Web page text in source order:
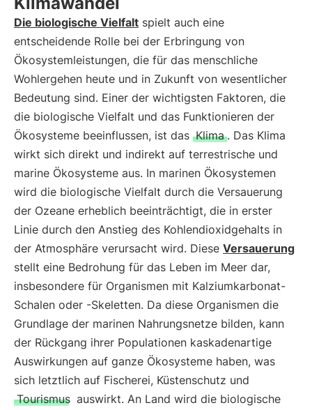
Die biologische Vielfalt spielt auch eine
entscheidende Rolle bei der Erbringung von
Ökosystemleistungen, die für das menschliche
Wohlergehen heute und in Zukunft von wesentlicher
Bedeutung sind. Einer der wichtigsten Faktoren, die
die biologische Vielfalt und das Funktionieren der
Ökosysteme beeinflussen, ist das Klima . Das Klima
wirkt sich direkt und indirekt auf terrestrische und
marine Ökosysteme aus. In marinen Ökosystemen
wird die biologische Vielfalt durch die Versauerung
der Ozeane erheblich beeinträchtigt, die in erster
Linie durch den Anstieg des Kohlendioxidgehalts in
der Atmosphäre verursacht wird. Diese Versauerung
stellt eine Bedrohung für das Leben im Meer dar,
insbesondere für Organismen mit Kalziumkarbonat-
Schalen oder -Skeletten. Da diese Organismen die
Grundlage der marinen Nahrungsnetze bilden, kann
der Rückgang ihrer Populationen kaskadenartige
Auswirkungen auf ganze Ökosysteme haben, was
sich letztlich auf Fischerei, Küstenschutz und
Tourismus auswirkt. An Land wird die biologische